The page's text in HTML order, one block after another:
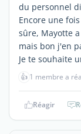
du personnel
Encore une
sûre, Mayotte
mais bon j'en
Je te souhaite
👍 1 membre a
Réagir